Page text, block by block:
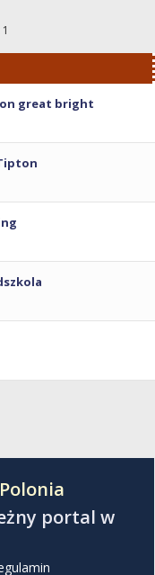
1
great bright
portal w